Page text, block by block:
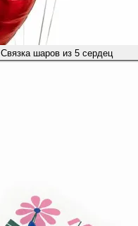
Связка шаров из 5 сердец